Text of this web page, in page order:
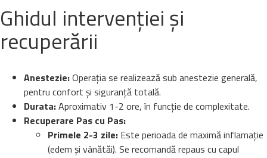
Ghidul intervenției și
recuperării
Anestezie:Operația se realizează sub anestezie generală,
pentru confort și siguranță totală.
Durata:Aproximativ 1-2 ore, în funcție de complexitate.
Recuperare Pas cu Pas:
Primele 2-3 zile: Este perioada de maximă inflamație
(edem și vânătăi). Se recomandă repaus cu capul